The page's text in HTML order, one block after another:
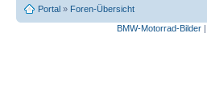
Portal » Foren-Übersicht
BMW-Motorrad-Bilder|